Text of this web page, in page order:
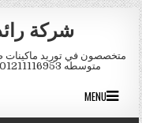
Skip to content
شركة
متخصصون في توريد ماكينات
متوسطه 01211116953 هذا الرقم واتس اب فقط كود مصر 002
MENU